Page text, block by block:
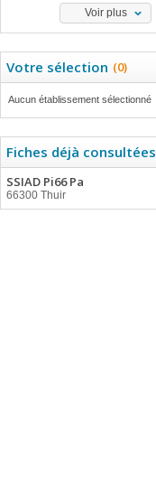
Voir plus
Votre sélection (0)
Aucun établissement sélectionné
Fiches déjà consultées
SSIAD Pi66 Pa
66300 Thuir